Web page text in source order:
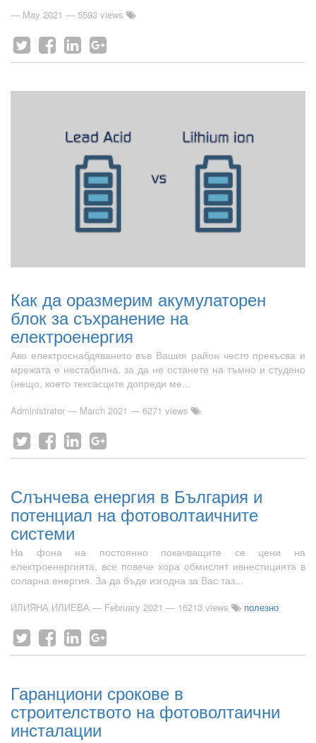
— May 2021 — 5593 views
Как да оразмерим акумулаторен
блок за съхранение на
електроенергия
Ако електроснабдяването във Вашия район често прекъсва и
мрежата е нестабилна, за да не останете на тъмно и студено
(нещо, което тексасците допреди ме...
Administrator — March 2021 — 6271 views
Слънчева енергия в България и
потенциал на фотоволтаичните
системи
На фона на постоянно покачващите се цени на
електроенергията, все повече хора обмислят ивнестицията в
соларна енергия. За да бъде изгодна за Вас таз...
ИЛИЯНА ИЛИЕВА — February 2021 — 16213 views полезно
Гаранциони срокове в
строителството на фотоволтаични
инсталации